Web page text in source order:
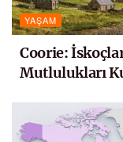
YAŞAM
Coorie:
Mutlulukları